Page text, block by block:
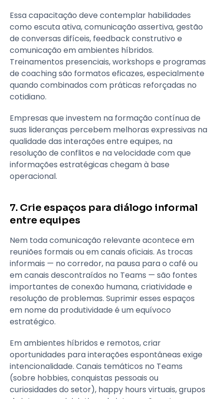
Essa capacitação deve contemplar habilidades
como escuta ativa, comunicação assertiva, gestão
de conversas difíceis, feedback construtivo e
comunicação em ambientes híbridos.
Treinamentos presenciais, workshops e programas
de coaching são formatos eficazes, especialmente
quando combinados com práticas reforçadas no
cotidiano.
Empresas que investem na formação contínua de
suas lideranças percebem melhoras expressivas na
qualidade das interações entre equipes, na
resolução de conflitos e na velocidade com que
informações estratégicas chegam à base
operacional.
7. Crie espaços para diálogo informal
entre equipes
Nem toda comunicação relevante acontece em
reuniões formais ou em canais oficiais. As trocas
informais — no corredor, na pausa para o café ou
em canais descontraídos no Teams — são fontes
importantes de conexão humana, criatividade e
resolução de problemas. Suprimir esses espaços
em nome da produtividade é um equívoco
estratégico.
Em ambientes híbridos e remotos, criar
oportunidades para interações espontâneas exige
intencionalidade. Canais temáticos no Teams
(sobre hobbies, conquistas pessoais ou
curiosidades do setor), happy hours virtuais, grupos